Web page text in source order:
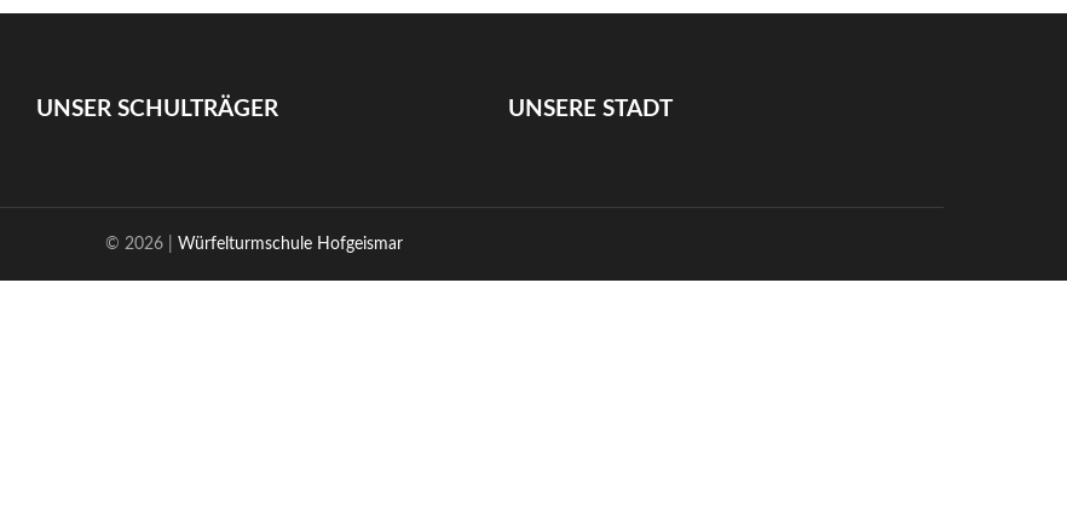
UNSER SCHULTRÄGER UNSERE STADT
© 2026 | Würfelturmschule Hofgeismar